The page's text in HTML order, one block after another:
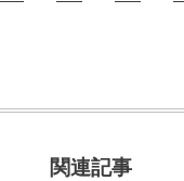
関連記事